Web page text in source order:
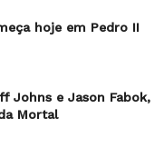
hoje em Pedro II
Johns e Jason Fabok,
Mortal